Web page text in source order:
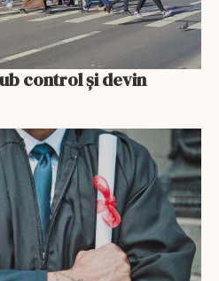
control și devin